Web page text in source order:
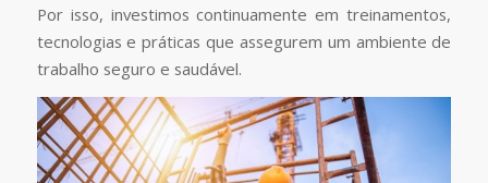
Por isso, investimos continuamente em treinamentos,
tecnologias e práticas que assegurem um ambiente de
trabalho seguro e saudável.